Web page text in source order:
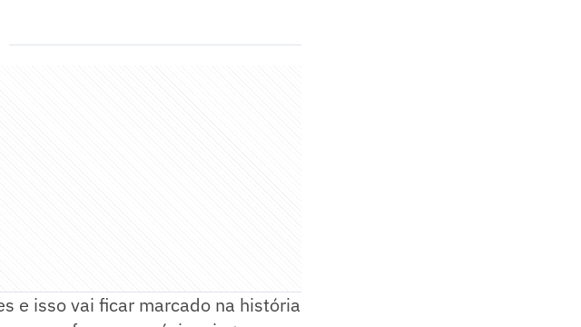
e isso vai ficar marcado na história